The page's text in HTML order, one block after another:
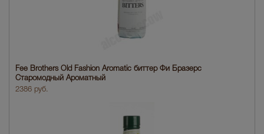
Fee Brothers Old Fashion Aromatic биттер Фи Бразерс
Старомодный Ароматный
2386 руб.